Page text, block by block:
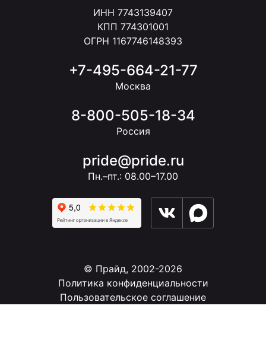
ИНН 7743139407
КПП 774301001
ОГРН 1167746148393
+7-495-664-21-77
Москва
8-800-505-18-34
Россия
pride@pride.ru
Пн.–пт.: 08.00–17.00
© Прайд, 2002-2026
Политика конфиденциальности
Пользовательское соглашение